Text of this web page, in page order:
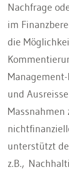
Nachfrage
im
die
und
unterstützt
z.B.,